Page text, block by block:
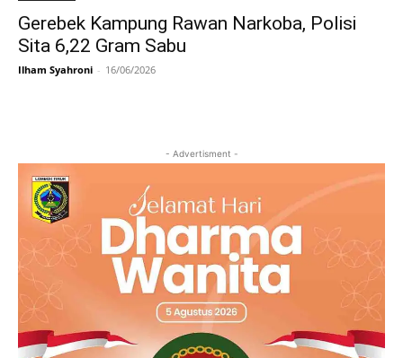
Gerebek Kampung Rawan Narkoba, Polisi
Sita 6,22 Gram Sabu
Ilham Syahroni - 16/06/2026
- Advertisment -